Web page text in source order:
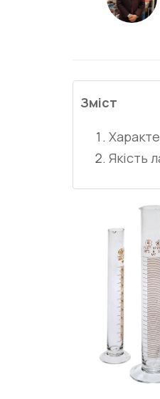
Зміст
Якість